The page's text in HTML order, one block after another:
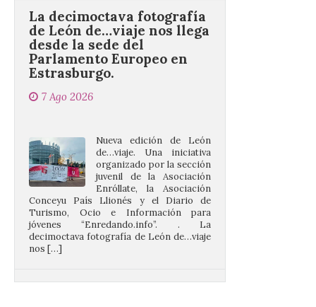
desde la sede del
Parlamento Europeo en
Estrasburgo.
7 Ago 2026
organizado por la sección
juvenil de la Asociación
Enróllate, la Asociación
Conceyu País Llionés y el Diario de
Turismo, Ocio e Información para
jóvenes “Enredando.info”. . La
decimoctava fotografía de León de…viaje
nos […]